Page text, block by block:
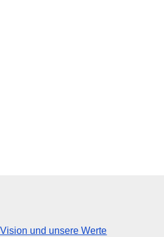
und unsere Werte